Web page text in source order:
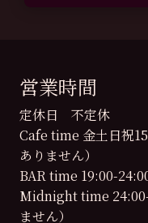
営業時間
定休日 不定休
Cafe time 金土日祝
ありません）
BAR time 19:00-
Midnight time 24:00-
ません）